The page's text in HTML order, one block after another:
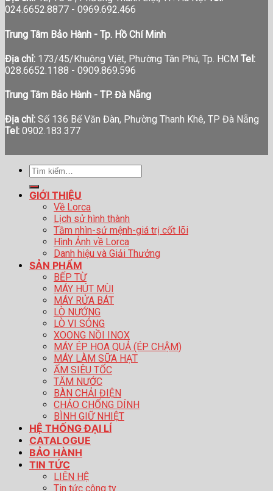
024.6652.8877 - 0969.692.466
Trung Tâm Bảo Hành - Tp. Hồ Chí Minh
Địa chỉ: 173/45/Khuông Việt, Phường Tân Phú, Tp. HCM Tel:
028.6652.1188 - 0909.869.596
Trung Tâm Bảo Hành - TP. Đà Nẵng
Địa chỉ: Số 136 Bế Văn Đàn, Phường Thanh Khê, TP Đà Nẵng
Tel: 0902.183.377
Tìm
GIỚI THIỆU
Về Lorca
Lịch sử hình thành
Tầm nhìn-sứ mệnh-giá trị cốt lõi
Hình Ảnh về Lorca
Danh hiệu và Giải Thưởng
SẢN PHẨM
BẾP TỪ
MÁY HÚT MÙI
MÁY RỬA BÁT
LÒ NƯỚNG
LÒ VI SÓNG
XOONG NỒI INOX
MÁY ÉP HOA QUẢ (ÉP CHẬM)
MÁY LÀM SỮA HẠT
ẤM SIÊU TỐC
TĂM NƯỚC
BÀN CHẢI ĐIỆN
CHẢO CHỐNG DÍNH
BÌNH GIỮ NHIỆT
HỆ THỐNG ĐẠI LÍ
CATALOGUE
BẢO HÀNH
TIN TỨC
LIÊN HỆ
Tin tức công ty